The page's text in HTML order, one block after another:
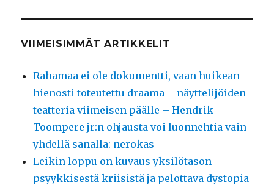
VIIMEISIMMÄT ARTIKKELIT
Rahamaa ei ole dokumentti, vaan huikean
hienosti toteutettu draama – näyttelijöiden
teatteria viimeisen päälle – Hendrik
Toompere jr:n ohjausta voi luonnehtia vain
yhdellä sanalla: nerokas
Leikin loppu on kuvaus yksilötason
psyykkisestä kriisistä ja pelottava dystopia